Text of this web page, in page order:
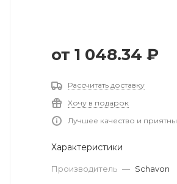
от 1 048.34 ₽
Рассчитать доставку
Хочу в подарок
Лучшее качество и
Характеристики
Производитель — Schavon